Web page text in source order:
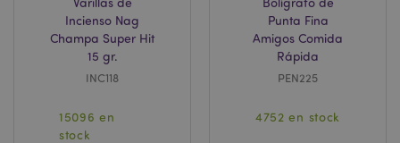
Incienso Nag
Champa Super Hit
15 gr.
INC118
15096 en
stock
Punta Fina
Amigos Comida
Rápida
PEN225
4752 en stock